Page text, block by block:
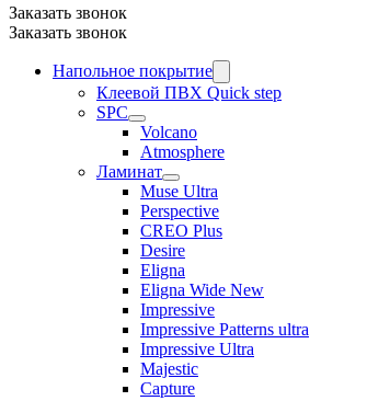
Заказать звонок
Заказать звонок
Напольное покрытие
Клеевой ПВХ Quick step
SPC
Volcano
Atmosphere
Ламинат
Muse Ultra
Perspective
CREO Plus
Desire
Eligna
Eligna Wide New
Impressive
Impressive Patterns ultra
Impressive Ultra
Majestic
Capture